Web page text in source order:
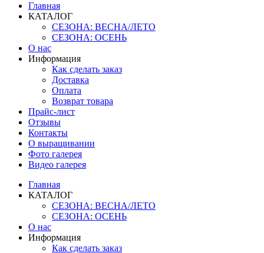
Главная
КАТАЛОГ
СЕЗОНА: ВЕСНА/ЛЕТО
СЕЗОНА: ОСЕНЬ
О нас
Информация
Как сделать заказ
Доставка
Оплата
Возврат товара
Прайс-лист
Отзывы
Контакты
О выращивании
Фото галерея
Видео галерея
Главная
КАТАЛОГ
СЕЗОНА: ВЕСНА/ЛЕТО
СЕЗОНА: ОСЕНЬ
О нас
Информация
Как сделать заказ